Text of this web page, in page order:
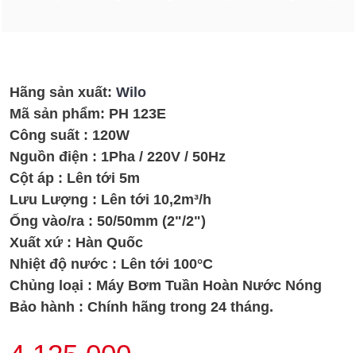
Hãng sản xuất: Wilo
Mã sản phẩm: PH 123E
Công suất : 120W
Nguồn điện : 1Pha / 220V / 50Hz
Cột áp : Lên tới 5m
Lưu Lượng : Lên tới 10,2m³/h
Ống vào/ra : 50/50mm (2"/2")
Xuất xứ : Hàn Quốc
Nhiệt độ nước : Lên tới 100°C
Chủng loại : Máy Bơm Tuần Hoàn Nước Nóng
Bảo hành : Chính hãng trong 24 tháng.